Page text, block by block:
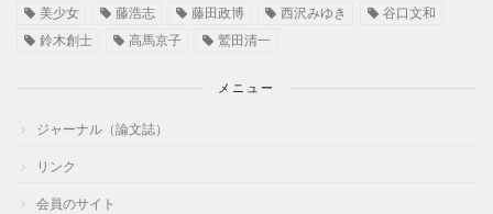
美少女
藤浩志 藤田政博 西沢みゆき
谷口文和
鈴木創士
高馬京子 鷲田清一
メニュー
ジャーナル（論文誌）
リンク
会員のサイト